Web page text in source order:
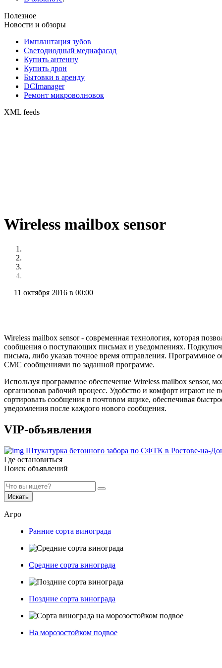
Полезное
Новости и обзоры
Имплантация зубов
Светодиодный медиафасад
Купить антенну
Купить дрон
Бытовки в аренду
DCImanager
Ремонт микроволновок
XML feeds
Wireless mailbox sensor
11 октября 2016 в 00:00
Wireless mailbox sensor - современная технология, которая
сообщения о поступающих письмах и уведомлениях.
письма, либо указав точное время отправления. Программное
СМС сообщениями по заданной программе.
Используя программное обеспечение Wireless mailbox sensor,
организовав рабочий процесс. Удобство и комфорт играют не
сортировать сообщения в почтовом ящике, обеспечивая
уведомления после каждого нового сообщения.
VIP-объявления
Штукатурка бетонного забора по СФТК в Ростове-на-
Где остановиться
Поиск объявлений
Искать
Агро
Ранние сорта винограда
Средние сорта винограда
Поздние сорта винограда
На морозостойком подвое